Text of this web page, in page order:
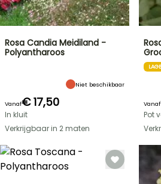
Rosa Candia Meidiland -
Polyantharoos
Niet beschikbaar
Vanaf€ 17,50
In kluit
Verkrijgbaar in 2 maten
Vanaf
Pot